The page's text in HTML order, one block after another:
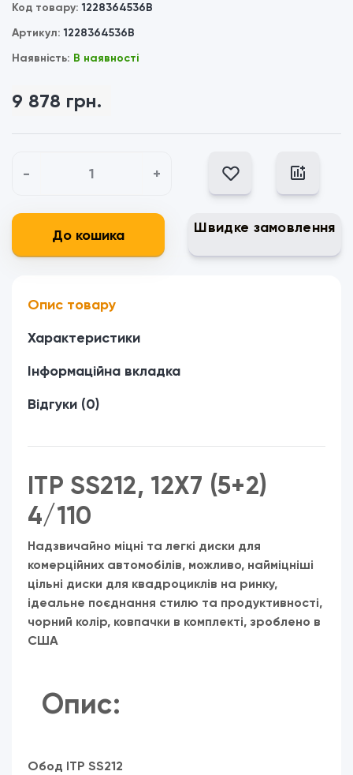
Код товару:1228364536B
Артикул:1228364536B
Наявність: В наявності
9 878 грн.
- +
До кошика Швидке замовлення
Опис товару
Характеристики
Інформаційна вкладка
Відгуки (0)
ITP SS212, 12X7 (5+2)
4/110
Надзвичайно міцні та легкі диски для
комерційних автомобілів, можливо, найміцніші
цільні диски для квадроциклів на ринку,
ідеальне поєднання стилю та продуктивності,
чорний колір, ковпачки в комплекті, зроблено в
США
Опис:
Обод ITP SS212